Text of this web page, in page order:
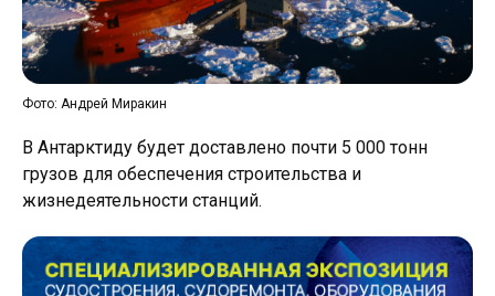
Фото: Андрей Миракин
В Антарктиду будет доставлено почти 5 000 тонн
грузов для обеспечения строительства и
жизнедеятельности станций.